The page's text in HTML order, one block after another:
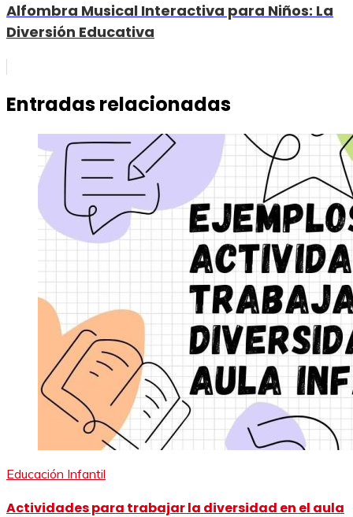
Alfombra Musical Interactiva para Niños: La
Diversión Educativa
Entradas relacionadas
Educación Infantil
Actividades para trabajar la diversidad en el aula